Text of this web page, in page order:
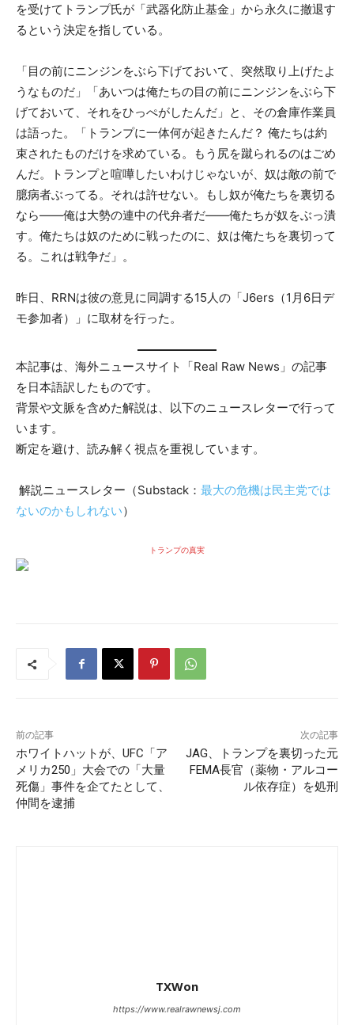
を受けてトランプ氏が「武器化防止基金」から永久に撤退す
るという決定を指している。
「目の前にニンジンをぶら下げておいて、突然取り上げたよ
うなものだ」「あいつは俺たちの目の前にニンジンをぶら下
げておいて、それをひっぺがしたんだ」と、その倉庫作業員
は語った。「トランプに一体何が起きたんだ？ 俺たちは約
束されたものだけを求めている。もう尻を蹴られるのはごめ
んだ。トランプと喧嘩したいわけじゃないが、奴は敵の前で
臆病者ぶってる。それは許せない。もし奴が俺たちを裏切る
なら――俺は大勢の連中の代弁者だ――俺たちが奴をぶっ潰
す。俺たちは奴のために戦ったのに、奴は俺たちを裏切って
る。これは戦争だ」。
昨日、RRNは彼の意見に同調する15人の「J6ers（1月6日デ
モ参加者）」に取材を行った。
本記事は、海外ニュースサイト「Real Raw News」の記事
を日本語訳したものです。
背景や文脈を含めた解説は、以下のニュースレターで行って
います。
断定を避け、読み解く視点を重視しています。
解説ニュースレター（Substack： 最大の危機は民主党では
ないのかもしれない）
トランプの真実
前の記事
ホワイトハットが、UFC「ア
メリカ250」大会での「大量
死傷」事件を企てたとして、
仲間を逮捕
次の記事
JAG、トランプを裏切った元
FEMA長官（薬物・アルコー
ル依存症）を処刑
TXWon
https://www.realrawnewsj.com